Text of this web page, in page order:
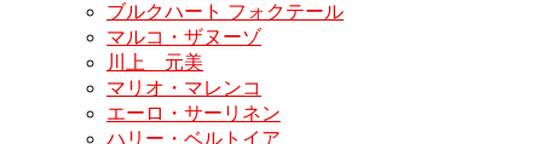
ブルクハート フォクテール
マルコ・ザヌーゾ
川上 元美
マリオ・マレンコ
エーロ・サーリネン
ハリー・ベルトイア